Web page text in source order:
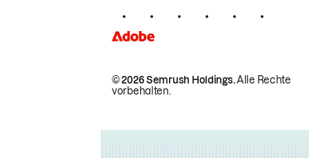
© 2026 Semrush Holdings.Alle Rechte
vorbehalten.